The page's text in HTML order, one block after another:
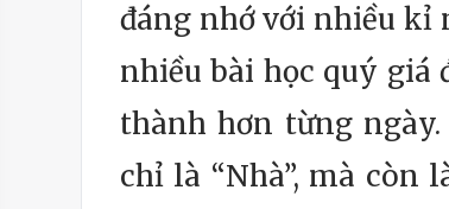
đáng nhớ với nhiều kỉ
nhiều bài học quý giá
thành hơn từng
chỉ là “Nhà”, mà còn